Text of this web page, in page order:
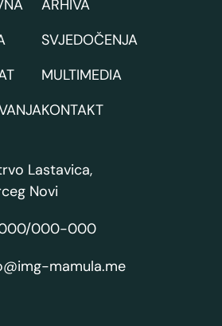
ARHIVA
SVJEDOČENJA
MULTIMEDIA
KONTAKT
Lastavica,
Novi
000-000
mamula.me